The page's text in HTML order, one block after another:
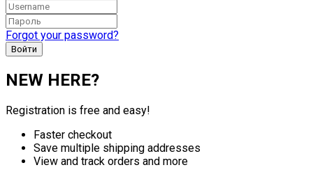
Forgot your password?
NEW HERE?
Registration is free and easy!
Faster checkout
Save multiple shipping addresses
View and track orders and more